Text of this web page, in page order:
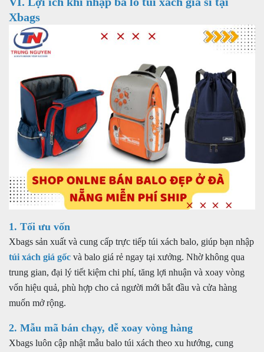
Xbags
1. Tối ưu vốn
Xbags sản xuất và cung cấp trực tiếp túi xách balo, giúp bạn nhập
túi xách giá gốc và balo giá rẻ ngay tại xưởng. Nhờ không qua
trung gian, đại lý tiết kiệm chi phí, tăng lợi nhuận và xoay vòng
vốn hiệu quả, phù hợp cho cả người mới bắt đầu và cửa hàng
muốn mở rộng.
2. Mẫu mã bán chạy, dễ xoay vòng hàng
Xbags luôn cập nhật mẫu balo túi xách theo xu hướng, cung